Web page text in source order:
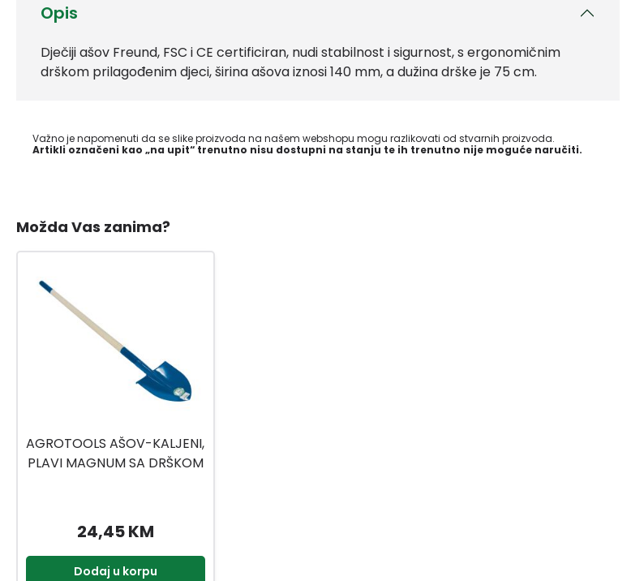
Opis
Dječiji ašov Freund, FSC i CE certificiran, nudi stabilnost i sigurnost, s ergonomičnim
drškom prilagođenim djeci, širina ašova iznosi 140 mm, a dužina drške je 75 cm.
Važno je napomenuti da se slike proizvoda na našem webshopu mogu razlikovati od stvarnih proizvoda.
Artikli označeni kao „na upit“ trenutno nisu dostupni na stanju te ih trenutno nije moguće naručiti.
Možda Vas zanima?
AGROTOOLS AŠOV-KALJENI,
PLAVI MAGNUM SA DRŠKOM
24,45 KM
Dodaj u korpu